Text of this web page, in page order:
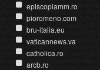
episcopiamm.ro
pioromeno.com
bru-italia.eu
vaticannews.va
catholica.ro
arcb.ro